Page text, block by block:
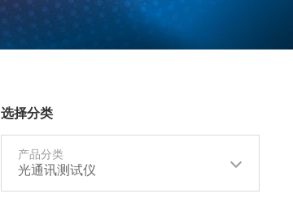
选择分类
产品分类
光通讯测试仪